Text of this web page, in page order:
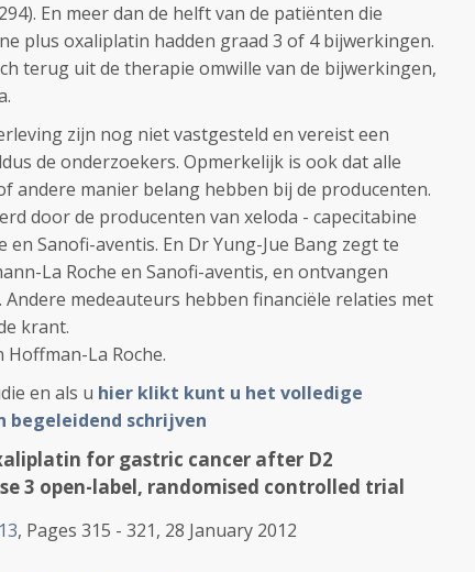
En meer dan de helft van de patiënten die
plus oxaliplatin hadden graad 3 of 4 bijwerkingen.
terug uit de therapie omwille van de bijwerkingen,
zijn nog niet vastgesteld en vereist een
de onderzoekers. Opmerkelijk is ook dat alle
andere manier belang hebben bij de producenten.
door de producenten van xeloda - capecitabine
Sanofi-aventis. En Dr Yung-Jue Bang zegt te
La Roche en Sanofi-aventis, en ontvangen
medeauteurs hebben financiële relaties met
krant.
La Roche.
en als u hier klikt kunt u het volledige
begeleidend schrijven
for gastric cancer after D2
3 open-label, randomised controlled trial
, Pages 315 - 321, 28 January 2012